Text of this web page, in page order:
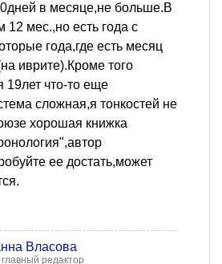
в месяце,не больше.В
12 мес.,но есть года с
года,где есть месяц
иврите).Кроме того
19лет что-то еще
сложная,я тонкостей не
хорошая книжка
ее достать,может
Власова
редактор